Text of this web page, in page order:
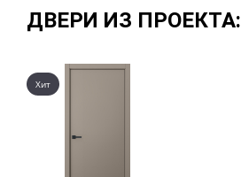
ДВЕРИ ИЗ ПРОЕКТА:
Хит